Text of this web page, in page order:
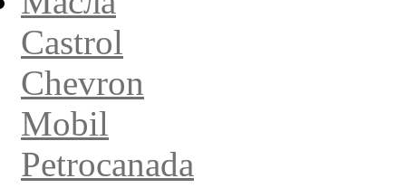
Castrol
Chevron
Mobil
Petrocanada